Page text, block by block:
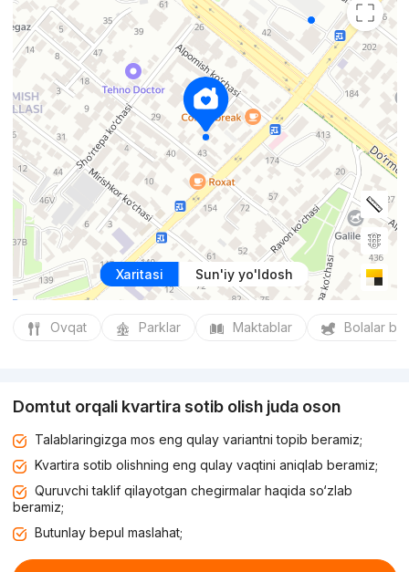
Xaritasi Sun'iy yo'ldosh
Ovqat Parklar Maktablar Bolalar
Domtut orqali kvartira sotib olish juda oson
Talablaringizga mos eng qulay variantni topib beramiz;
Kvartira sotib olishning eng qulay vaqtini aniqlab beramiz;
Quruvchi taklif qilayotgan chegirmalar haqida so‘zlab
beramiz;
Butunlay bepul maslahat;